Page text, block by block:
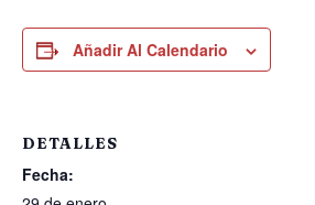
Añadir Al Calendario
DETALLES
Fecha: